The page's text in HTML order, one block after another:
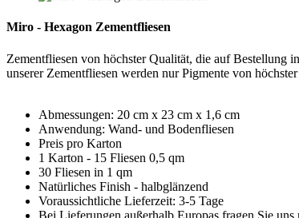
Miro - Hexagon Zementfliesen
Zementfliesen von höchster Qualität, die auf Bestellung
unserer Zementfliesen werden nur Pigmente von
Abmessungen: 20 cm x 23 cm x 1,6 cm
Anwendung: Wand- und Bodenfliesen
Preis pro Karton
1 Karton - 15 Fliesen 0,5 qm
30 Fliesen in 1 qm
Natürliches Finish - halbglänzend
Voraussichtliche Lieferzeit: 3-5 Tage
Bei Lieferungen außerhalb Europas fragen Sie uns